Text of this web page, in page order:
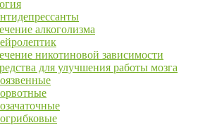
алкоголизма
никотиновой зависимости
для улучшения работы мозга